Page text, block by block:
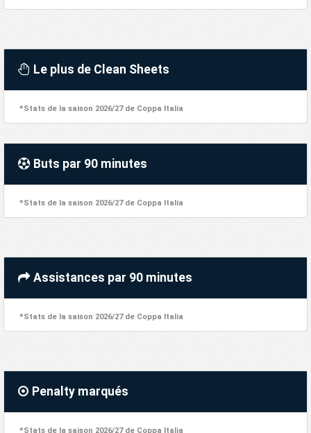
Le plus de Clean Sheets
*Stats de la saison 2026/27 de Coppa Italia
Buts par 90 minutes
*Stats de la saison 2026/27 de Coppa Italia
Assistances par 90 minutes
*Stats de la saison 2026/27 de Coppa Italia
Penalty marqués
*Stats de la saison 2026/27 de Coppa Italia